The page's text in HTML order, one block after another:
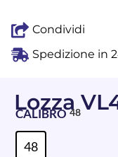
Condividi
Spedizione in
Lozza
CALIBRO 48
48